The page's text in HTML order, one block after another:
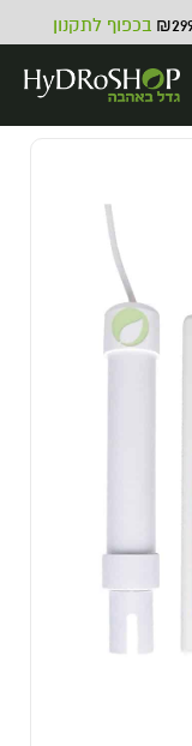
בכפוף לתקנון